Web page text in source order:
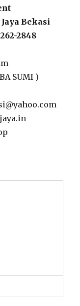
Bekasi
2848
SUMI )